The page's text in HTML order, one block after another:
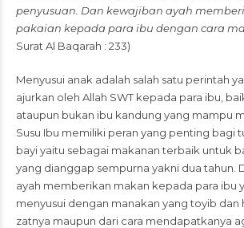
penyusuan. Dan kewajiban ayah
pakaian kepada para ibu dengan cara
Surat Al Baqarah : 233)
Menyusui anak adalah salah satu perintah
ajurkan oleh Allah SWT kepada para ibu,
ataupun bukan ibu kandung yang mampu
Susu Ibu memiliki peran yang penting bagi
bayi yaitu sebagai makanan terbaik untuk
yang dianggap sempurna yakni dua tahun.
ayah memberikan makan kepada para ibu
menyusui dengan manakan yang toyib dan
zatnya maupun dari cara mendapatkanya